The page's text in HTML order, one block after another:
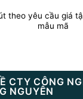
CTY CÔNG
NGUYÊN
theo yêu cầu giá
mẫu mã